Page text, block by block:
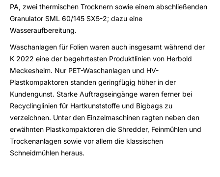
PA, zwei thermischen Trocknern sowie einem abschließenden
Granulator SML 60/145 SX5-2; dazu eine
Wasseraufbereitung.
Waschanlagen für Folien waren auch insgesamt während der
K 2022 eine der begehrtesten Produktlinien von Herbold
Meckesheim. Nur PET-Waschanlagen und HV-
Plastkompaktoren standen geringfügig höher in der
Kundengunst. Starke Auftragseingänge waren ferner bei
Recyclinglinien für Hartkunststoffe und Bigbags zu
verzeichnen. Unter den Einzelmaschinen ragten neben den
erwähnten Plastkompaktoren die Shredder, Feinmühlen und
Trockenanlagen sowie vor allem die klassischen
Schneidmühlen heraus.